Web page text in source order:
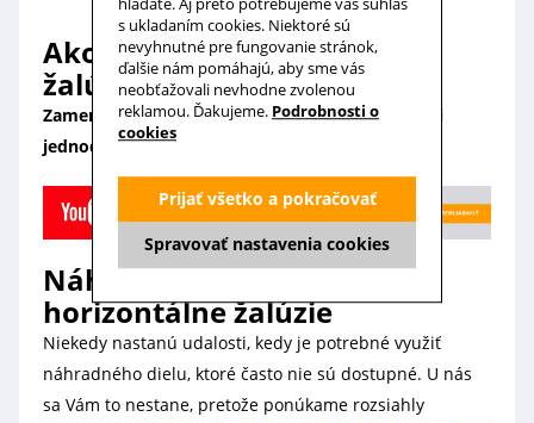
Ako zamerať a namontovať
žalúzie?
Zameranie a montážžalúzií Basic Designje veľmi
jednoduchá vďaka nášmu
Náhradné diely pre
horizontálne žalúzie
Niekedy nastanú udalosti, kedy je potrebné využiť
náhradného dielu, ktoré často nie sú dostupné. U nás
sa Vám to nestane, pretože ponúkame rozsiahly
s ukladaním cookies. Niektoré sú
nevyhnutné pre fungovanie stránok,
ďalšie nám pomáhajú, aby sme vás
neobťažovali nevhodne zvolenou
reklamou. Ďakujeme. Podrobnosti o
cookies
Spravovať nastavenia cookies
Prijať všetko a pokračovať